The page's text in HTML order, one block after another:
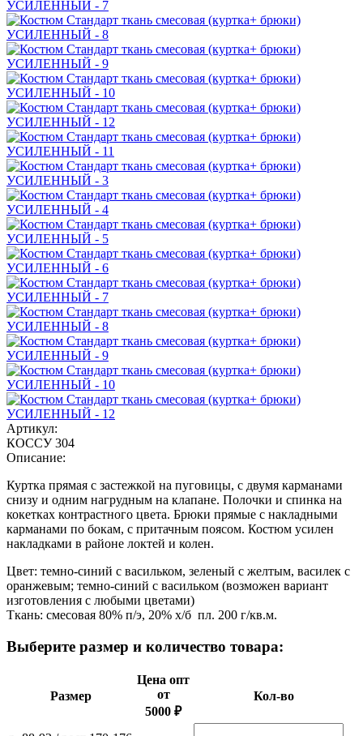
Артикул:
КОССУ 304
Описание:
Куртка прямая с застежкой на пуговицы, с двумя карманами
снизу и одним нагрудным на клапане. Полочки и спинка на
кокетках контрастного цвета. Брюки прямые с накладными
карманами по бокам, с притачным поясом. Костюм усилен
накладками в районе локтей и колен.
Цвет: темно-синий с васильком, зеленый с желтым, василек с
оранжевым; темно-синий с васильком (возможен вариант
изготовления с любыми цветами)
Ткань: смесовая 80% п/э, 20% х/б пл. 200 г/кв.м.
Выберите размер и количество товара:
Размер
Цена опт
от
5000 ₽
Кол-во